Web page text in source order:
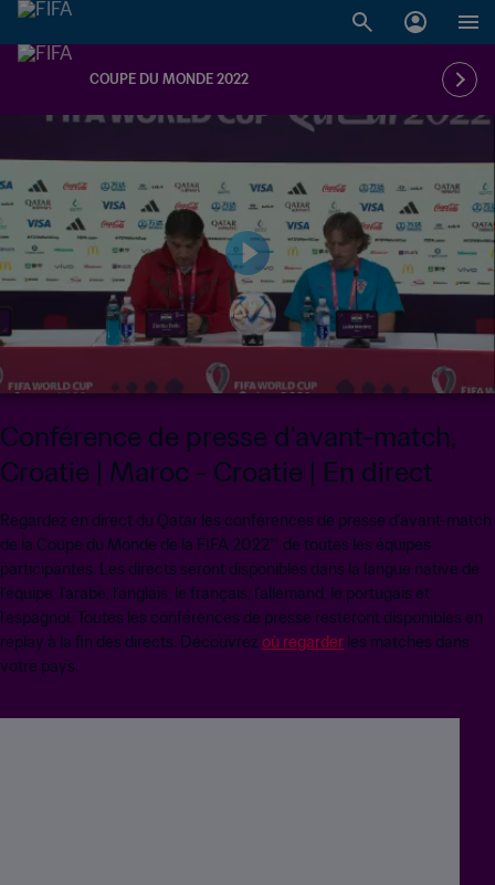
COUPE DU MONDE 2022
Conférence de presse d'avant-match,
Croatie | Maroc - Croatie | En direct
Regardez en direct du Qatar les conférences de presse d’avant-match
de la Coupe du Monde de la FIFA 2022™ de toutes les équipes
participantes. Les directs seront disponibles dans la langue native de
l’équipe, l’arabe, l’anglais, le français, l’allemand, le portugais et
l’espagnol. Toutes les conférences de presse resteront disponibles en
replay à la fin des directs. Découvrez où regarder les matches dans
votre pays.